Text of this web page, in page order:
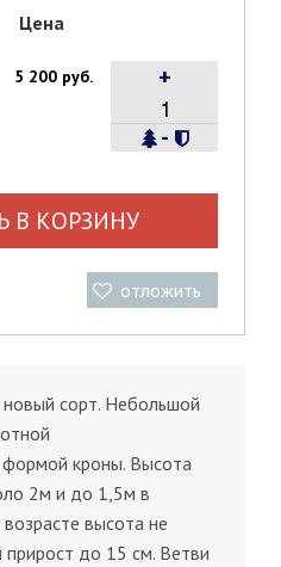
Цена
5 200 руб.
-
+
В КОРЗИНУ
отложить
сорт. Небольшой
кроны. Высота
2м и до 1,5м в
высота не
до 15 см. Ветви